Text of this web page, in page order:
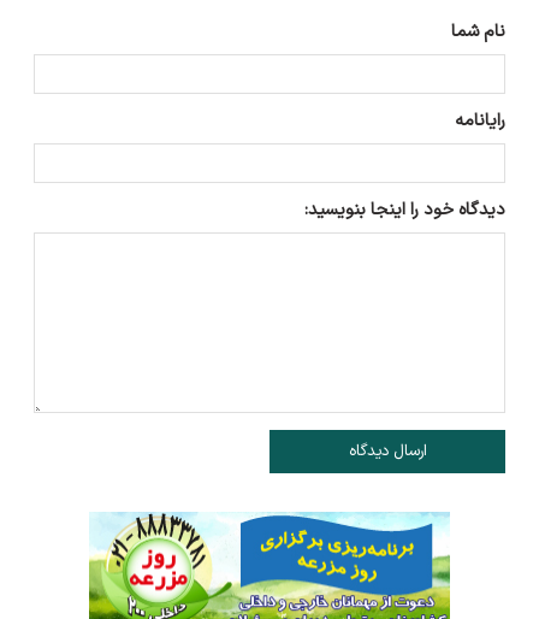
نام شما
رایانامه
دیدگاه خود را اینجا بنویسید:
ارسال دیدگاه